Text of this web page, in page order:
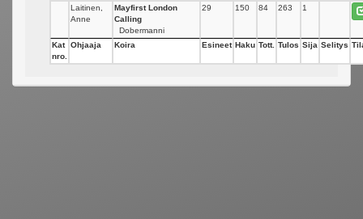
Laitinen,
Anne
Mayfirst London
Calling
Dobermanni
29 150 84 263 1
Kat
nro.
Ohjaaja Koira Esineet Haku Tott. Tulos Sija Selitys